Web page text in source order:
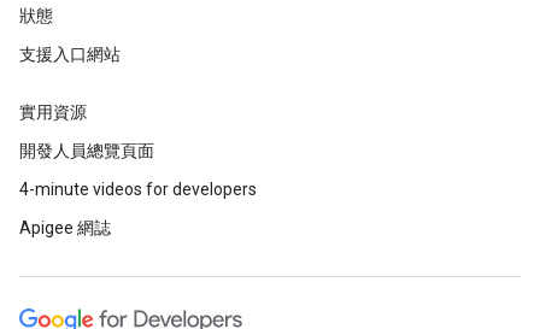
狀態
支援入口網站
實用資源
開發人員總覽頁面
4-minute videos for developers
Apigee 網誌